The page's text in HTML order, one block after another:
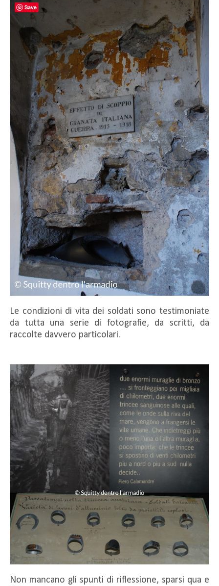
Le condizioni di vita dei soldati sono testimoniate
da tutta una serie di fotografie, da scritti, da
raccolte davvero particolari.
Non mancano gli spunti di riflessione, sparsi qua e
Save